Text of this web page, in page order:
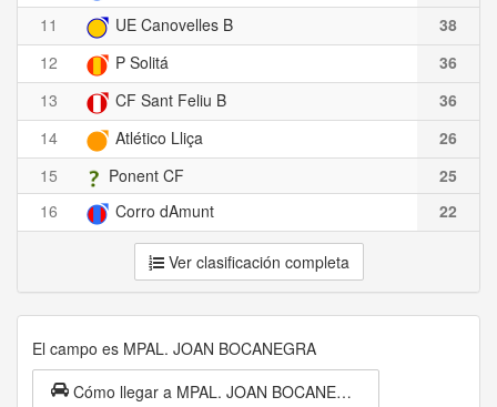
11
UE Canovelles B
38
12
P Solitá
36
13
CF Sant Feliu B
36
14
Atlético Lliça
26
15
Ponent CF
25
16
Corro dAmunt 22
Ver clasificación completa
El campo es MPAL. JOAN BOCANEGRA
Cómo llegar a MPAL. JOAN BOCANEGRA